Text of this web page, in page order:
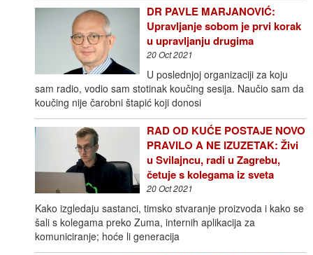
DR PAVLE MARJANOVIĆ:
Upravljanje sobom je prvi korak
u upravljanju drugima
20 Oct 2021
U poslednjoj organizaciji za koju
sam radio, vodio sam stotinak koučing sesija. Naučio sam da
koučing nije čarobni štapić koji donosi
RAD OD KUĆE POSTAJE NOVO
PRAVILO A NE IZUZETAK: Živi
u Svilajncu, radi u Zagrebu,
četuje s kolegama iz sveta
20 Oct 2021
Kako izgledaju sastanci, timsko stvaranje proizvoda i kako se
šali s kolegama preko Zuma, internih aplikacija za
komuniciranje; hoće li generacija